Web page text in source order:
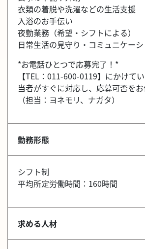
衣類の着脱や洗濯などの生活支援
入浴のお手伝い
夜勤業務（希望・シフトによる）
日常生活の見守り・コミュニケー
*お電話ひとつで応募完了！*
【TEL：011-600-0119】にかけて
当者がすぐに対応し、応募可否をお
（担当：ヨネモリ、ナガタ）
勤務形態
シフト制
平均所定労働時間：160時間
求める人材